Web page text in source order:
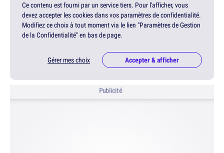
Ce contenu est fourni par un service tiers. Pour l'afficher, vous
devez accepter les cookies dans vos paramètres de confidentialité.
Modifiez ce choix à tout moment via le lien "Paramètres de Gestion
de la Confidentialité" en bas de page.
Gérer mes choix Accepter & afficher
Publicité